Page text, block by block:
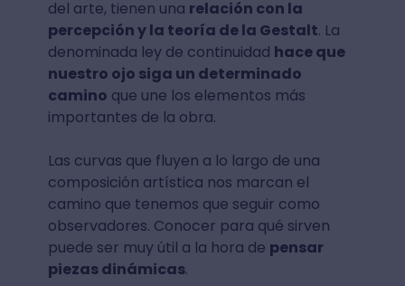
del arte, tienen una relación con la
percepción y la teoría de la Gestalt. La
denominada ley de continuidad hace que
nuestro ojo siga un determinado
camino que une los elementos más
importantes de la obra.
Las curvas que fluyen a lo largo de una
composición artística nos marcan el
camino que tenemos que seguir como
observadores. Conocer para qué sirven
puede ser muy útil a la hora de pensar
piezas dinámicas.